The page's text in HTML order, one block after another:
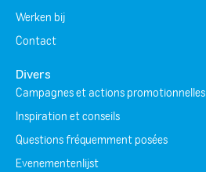
Werken bij
Contact
Divers
Campagnes et actions promotionnelles
Inspiration et conseils
Questions fréquemment posées
Evenementenlijst